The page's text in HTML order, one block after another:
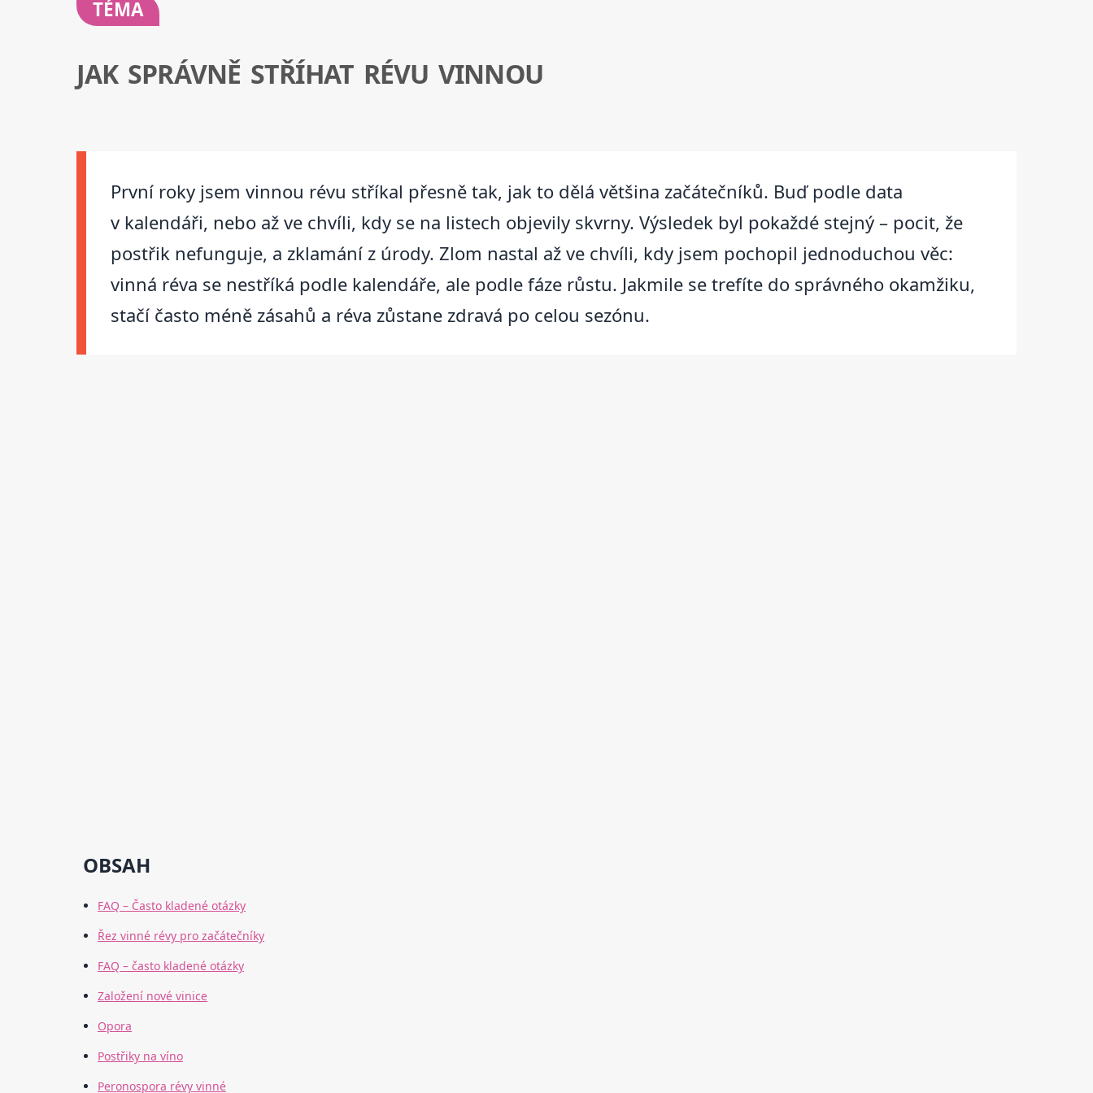
TÉMA
JAK SPRÁVNĚ STŘÍHAT RÉVU VINNOU
První roky jsem vinnou révu stříkal přesně tak, jak to dělá většina začátečníků. Buď podle data
v kalendáři, nebo až ve chvíli, kdy se na listech objevily skvrny. Výsledek byl pokaždé stejný – pocit, že
postřik nefunguje, a zklamání z úrody. Zlom nastal až ve chvíli, kdy jsem pochopil jednoduchou věc:
vinná réva se nestříká podle kalendáře, ale podle fáze růstu. Jakmile se trefíte do správného okamžiku,
stačí často méně zásahů a réva zůstane zdravá po celou sezónu.
OBSAH
FAQ – Často kladené otázky
Řez vinné révy pro začátečníky
FAQ – často kladené otázky
Založení nové vinice
Opora
Postřiky na víno
Peronospora révy vinné